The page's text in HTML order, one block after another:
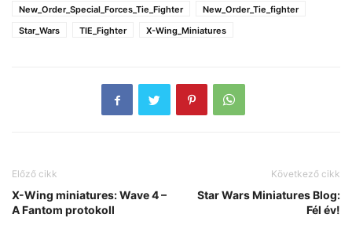
New_Order_Special_Forces_Tie_Fighter
New_Order_Tie_fighter
Star_Wars
TIE_Fighter X-Wing_Miniatures
Előző cikk
X-Wing miniatures: Wave 4 –
A Fantom protokoll
Következő cikk
Star Wars Miniatures Blog:
Fél év!